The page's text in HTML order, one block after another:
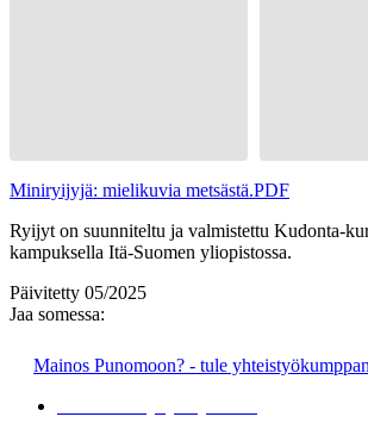
Miniryijyjä: mielikuvia metsästä.PDF
Ryijyt on suunniteltu ja valmistettu Kudonta-
kampuksella Itä-Suomen yliopistossa.
Päivitetty 05/2025
Jaa somessa:
Mainos Punomoon? - tule